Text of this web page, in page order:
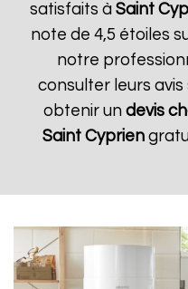
satisfaits àSaint
note de 4,5 étoiles
notre
consulter leurs
obtenir undevis
Saint Cyprien